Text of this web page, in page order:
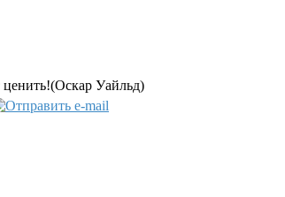
Уайльд)